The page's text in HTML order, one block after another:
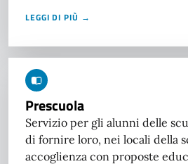
LEGGI DI PIÙ →
Prescuola
Servizio per gli alunni delle
di fornire loro, nei locali della
accoglienza con proposte